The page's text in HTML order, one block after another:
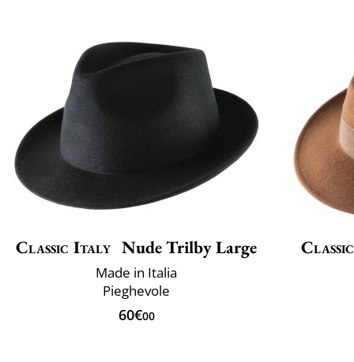
Classic Italy Nude Trilby Large
Made in Italia
Pieghevole
60€00